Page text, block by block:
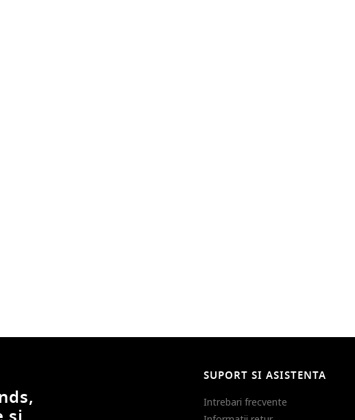
SUPORT SI ASISTENTA
Intrebari frecvente